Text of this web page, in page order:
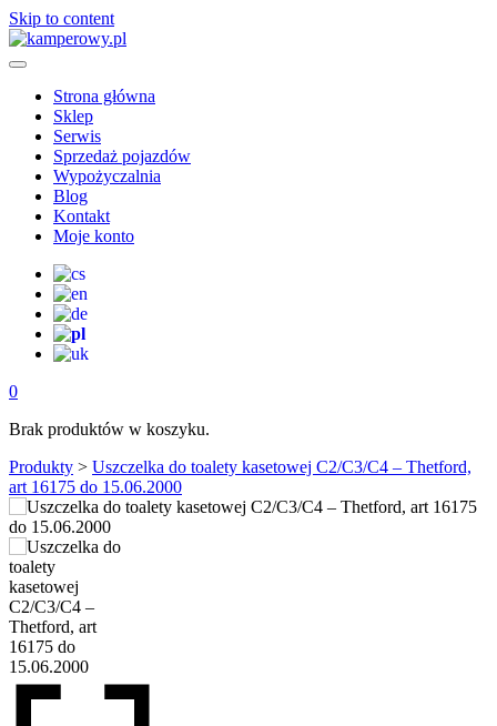
Skip to content
Strona główna
Sklep
Serwis
Sprzedaż pojazdów
Wypożyczalnia
Blog
Kontakt
Moje konto
0
Brak produktów w koszyku.
Produkty > Uszczelka do toalety kasetowej C2/C3/C4 – Thetford,
art 16175 do 15.06.2000